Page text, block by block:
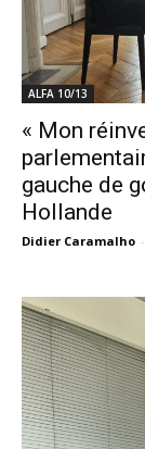
ALFA 10/13
« Mon
gauche de
Hollande
Didier Caramalho -